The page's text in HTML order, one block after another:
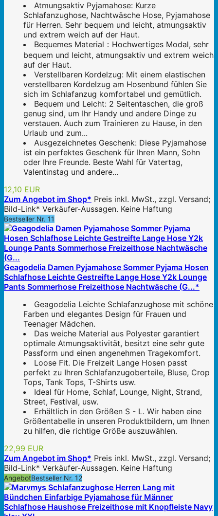
Atmungsaktiv Pyjamahose: Kurze
Schlafanzughose, Nachtwäsche Hose, Pyjamahose
für Herren. Sehr bequem und leicht, atmungsaktiv
und extrem weich auf der Haut.
Bequemes Material：Hochwertiges Modal, sehr
bequem und leicht, atmungsaktiv und extrem weich
auf der Haut.
Verstellbaren Kordelzug: Mit einem elastischen
verstellbaren Kordelzug am Hosenbund fühlen Sie
sich im Schlafanzug komfortabel und gemütlich.
Bequem und Leicht: 2 Seitentaschen, die groß
genug sind, um Ihr Handy und andere Dinge zu
verstauen. Auch zum Trainieren zu Hause, in den
Urlaub und zum...
Ausgezeichnetes Geschenk: Diese Pyjamahose
ist ein perfektes Geschenk für Ihren Mann, Sohn
oder Ihre Freunde. Beste Wahl für Vatertag,
Valentinstag und andere...
12,10 EUR
Zum Angebot im Shop* Preis inkl. MwSt., zzgl. Versand;
Bild-Link* Verkäufer-Aussagen. Keine Haftung
Bestseller Nr. 11
Geagodelia Damen Pyjamahose Sommer Pyjama Hosen
Schlafhose Leichte Gestreifte Lange Hose Y2k Lounge
Pants Sommerhose Freizeithose Nachtwäsche (G...*
Geagodelia Leichte Schlafanzughose mit schöne
Farben und elegantes Design für Frauen und
Teenager Mädchen.
Das weiche Material aus Polyester garantiert
optimale Atmungsaktivität, besitzt eine sehr gute
Passform und einen angenehmen Tragekomfort.
Loose Fit. Die Freizeit Lange Hosen passt
perfekt zu Ihren Schlafanzugoberteile, Bluse, Crop
Tops, Tank Tops, T-Shirts usw.
Ideal für Home, Schlaf, Lounge, Night, Strand,
Street, Festival, usw.
Erhältlich in den Größen S - L. Wir haben eine
Größentabelle in unseren Produktbildern, um Ihnen
zu hilfen, die richtige Größe auszuwählen.
22,99 EUR
Zum Angebot im Shop* Preis inkl. MwSt., zzgl. Versand;
Bild-Link* Verkäufer-Aussagen. Keine Haftung
AngebotBestseller Nr. 12